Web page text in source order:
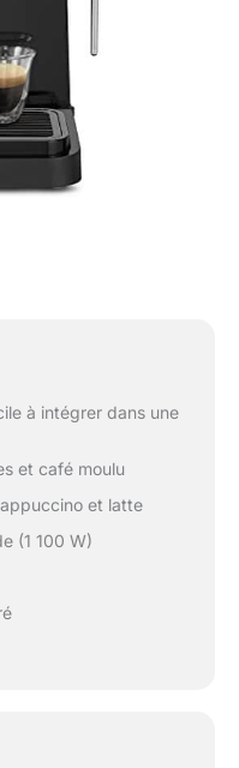
à intégrer dans une
et café moulu
et latte
(1 100 W)